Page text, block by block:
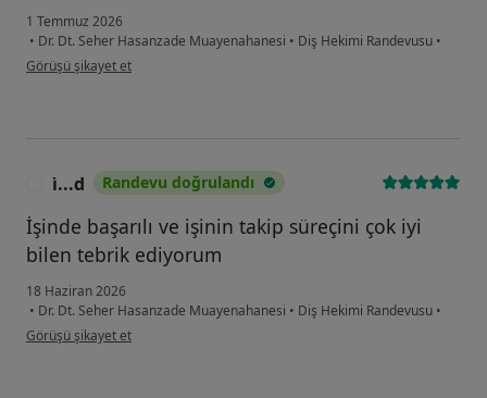
1 Temmuz 2026
• Dr. Dt. Seher Hasanzade Muayenahanesi • Diş Hekimi Randevusu •
kullanıcının görüşüne göre z ...b
Görüşü şikayet et
i̇...d Randevu doğrulandı
İşinde başarılı ve işinin takip süreçini çok iyi
bilen tebrik ediyorum
18 Haziran 2026
• Dr. Dt. Seher Hasanzade Muayenahanesi • Diş Hekimi Randevusu •
kullanıcının görüşüne göre i̇...d
Görüşü şikayet et